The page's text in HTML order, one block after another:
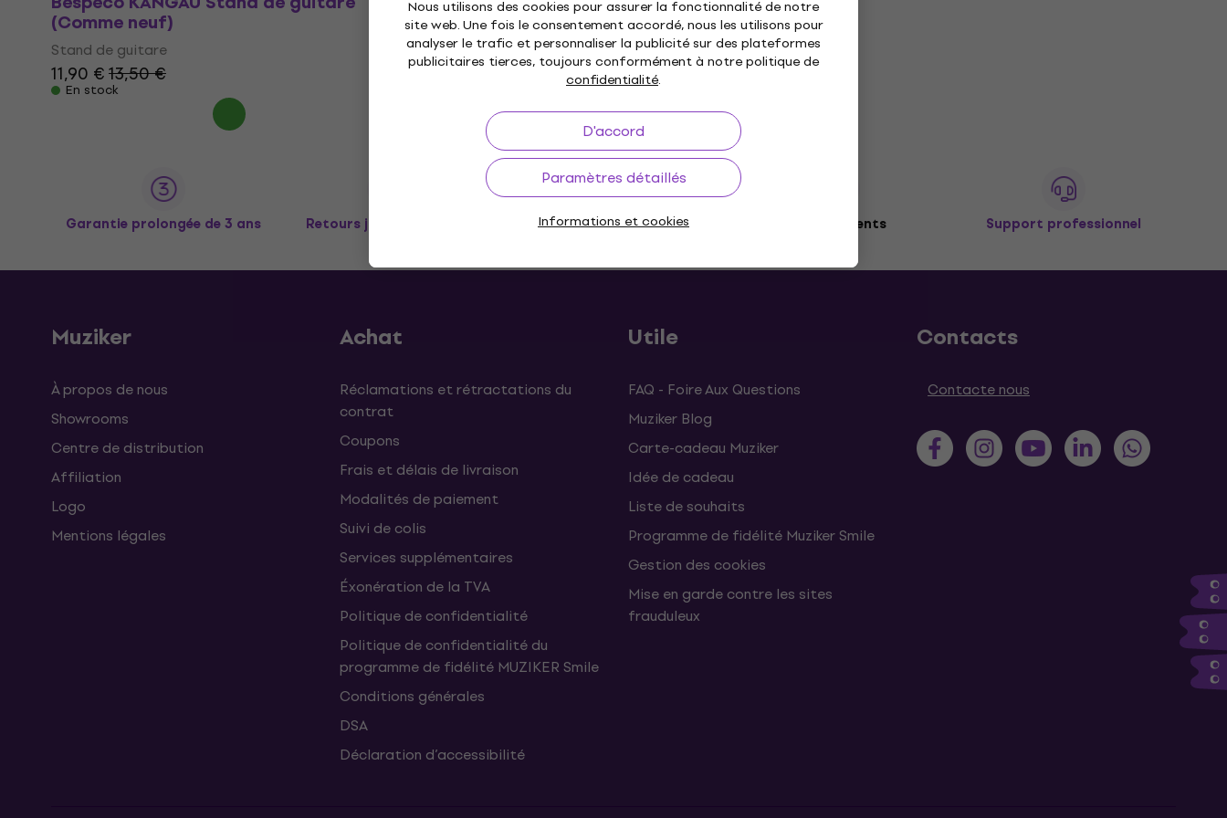
Nous utilisons des cookies pour assurer la fonctionnalité de notre
site web. Une fois le consentement accordé, nous les utilisons pour
analyser le trafic et personnaliser la publicité sur des plateformes
publicitaires tierces, toujours conformément à notre politique de
confidentialité.
D'accord
Paramètres détaillés
Informations et cookies
(Comme neuf)
Stand de guitare
11,90 €13,50 €
En stock
Stand de guitare
3,4/5
16,60 €
En chemin
Garantie prolongée de 3 ans Retours jusqu’à 30 jours Livraison gratuitede 199 € 3M+ de clients Support professionnel
Muziker
À propos de nous
Showrooms
Centre de distribution
Affiliation
Logo
Mentions légales
Achat
Réclamations et rétractations du
contrat
Coupons
Frais et délais de livraison
Modalités de paiement
Suivi de colis
Services supplémentaires
Éxonération de la TVA
Politique de confidentialité
Politique de confidentialité du
programme de fidélité MUZIKER Smile
Conditions générales
DSA
Déclaration d’accessibilité
Utile
FAQ - Foire Aux Questions
Muziker Blog
Carte-cadeau Muziker
Idée de cadeau
Liste de souhaits
Programme de fidélité Muziker Smile
Gestion des cookies
Mise en garde contre les sites
frauduleux
Contacts
Contacte nous